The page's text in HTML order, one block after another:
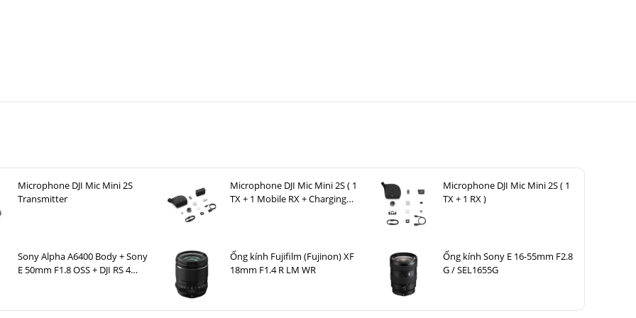
ngoài ý muốn
Osmo Mobile 7P
67-84mm
Microphone DJI Mic Mini 2S
Transmitter
Microphone DJI Mic Mini 2S ( 1
TX + 1 Mobile RX + Charging
Microphone DJI Mic Mini 2S ( 1
TX + 1 RX )
Sony Alpha A6400 Body + Sony
E 50mm F1.8 OSS + DJI RS 4
Ống kính Fujifilm (Fujinon) XF
18mm F1.4 R LM WR
Ống kính Sony E 16-55mm F2.8
G / SEL1655G